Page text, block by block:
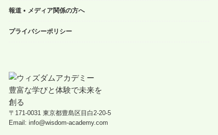
報道 • メディア関係の方へ
プライバシーポリシー
〒171-0031 東京都豊島区目白2-20-5
Email: info@wisdom-academy.com